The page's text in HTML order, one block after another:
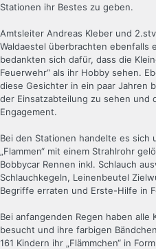
Stationen ihr Bestes zu geben.
Amtsleiter Andreas Kleber und
Waldaestel überbrachten ebenfalls
bedankten sich dafür, dass die
Feuerwehr“ als ihr Hobby sehen.
diese Gesichter in ein paar Jahren
der Einsatzabteilung zu sehen und
Engagement.
Bei den Stationen handelte es sich
„Flammen“ mit einem Strahlrohr
Bobbycar Rennen inkl. Schlauch
Schlauchkegeln, Leinenbeutel
Begriffe erraten und Erste-Hilfe in
Bei anfangenden Regen haben
besucht und ihre farbigen
161 Kindern ihr „Flämmchen“ in